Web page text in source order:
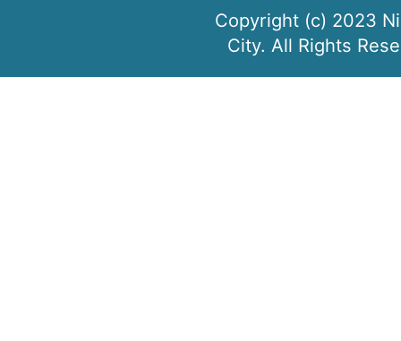
Copyright (c) 2023
City. All Rights